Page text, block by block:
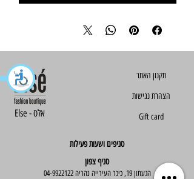
Else - אלס
תקנון האתר​​
הצהרת נגישות
Gift card
סניפים ושעות פעילות
סניף צפון
הגעתון 19, כיכר העירייה נהריה 04-9922122